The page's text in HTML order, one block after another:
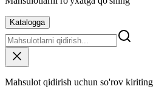
Katalogga
Mahsulot qidirish uchun so'rov kiriting